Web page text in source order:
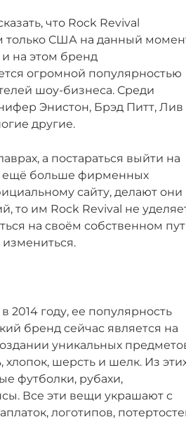
что Rock Revival
только США на данный
на этом бренд
огромной популярностью
шоу-бизнеса. Среди
Энистон, Брэд Питт, Лив
другие.
а постараться выйти на
ещё больше фирменных
сайту, делают они
то им Rock Revival не
на своём собственном
2014 году, ее популярность
бренд сейчас является на
уникальных
шерсть и шелк. Из
футболки, рубахи,
Все эти вещи украшают с
логотипов,